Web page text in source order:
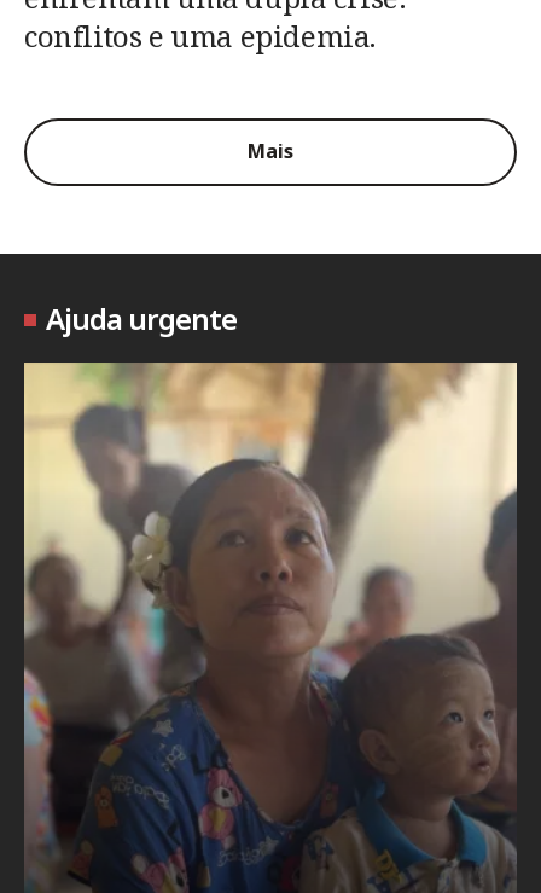
conflitos e uma epidemia.
Mais
Ajuda urgente